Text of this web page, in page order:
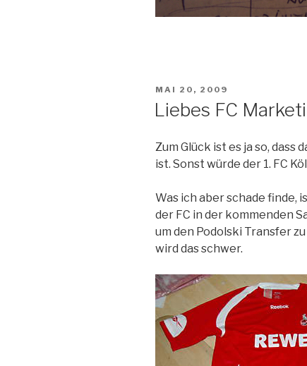
VERÖFFENTLICHT
MAI 20, 2009
Liebes FC
Zum Glück ist es ja so,
ist. Sonst würde der 1. FC
Was ich aber schade finde,
der FC in der kommenden
um den Podolski Transfer
wird das schwer.